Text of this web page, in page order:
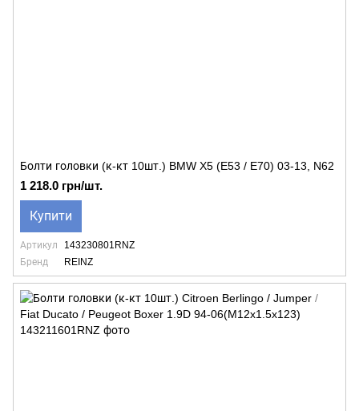
Болти головки (к-кт 10шт.) BMW X5 (E53 / E70) 03-13, N62
1 218.0 грн/шт.
Купити
Артикул
143230801RNZ
Бренд
REINZ